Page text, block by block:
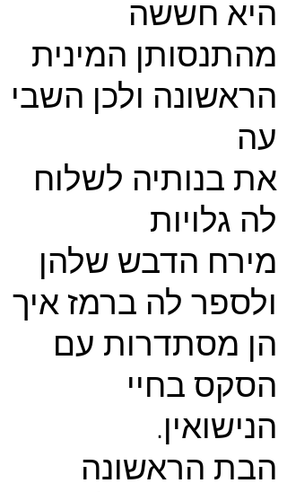
היא חששה
מהתנסותן המינית
הראשונה ולכן השבי
עה
את בנותיה לשלוח
לה גלויות
מירח הדבש שלהן
ולספר לה ברמז איך
הן מסתדרות עם
הסקס בחיי
הנישואין.
הבת הראשונה